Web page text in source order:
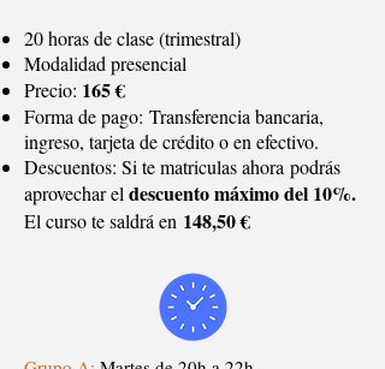
20 horas de clase (trimestral)
Modalidad presencial
Precio: 165 €
Forma de pago: Transferencia bancaria,
ingreso, tarjeta de crédito o en efectivo.
Descuentos: Si te matriculas ahora podrás
aprovechar el descuento máximo del 10%.
El curso te saldrá en 148,50 €